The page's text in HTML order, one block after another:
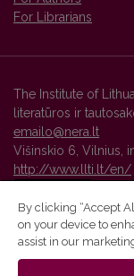
For Librarians
The Institute of
literatūros ir
emailo@nera.lt
Višinskio 6, Vilnius,
http://www.llti.lt/en/
Vilnius University
By clicking “Accept
on your device to
assist in our